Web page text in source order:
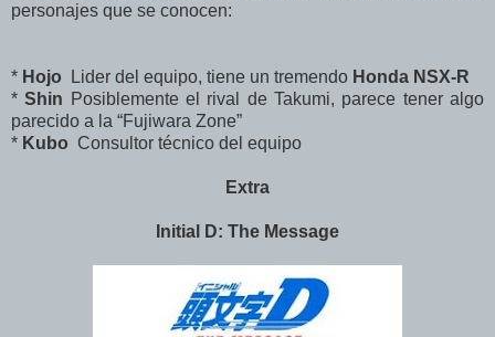
personajes que se conocen:
* Hojo Lider del equipo, tiene un tremendo Honda NSX-R
*Shin Posiblemente el rival de Takumi, parece tener algo
parecido a la “Fujiwara Zone”
* Kubo Consultor técnico del equipo
Extra
Initial D: The Message